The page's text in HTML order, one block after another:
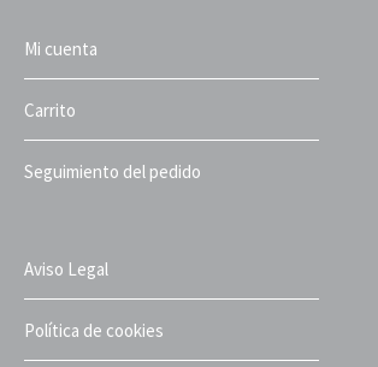
Mi cuenta
Carrito
Seguimiento del pedido
Aviso Legal
Política de cookies